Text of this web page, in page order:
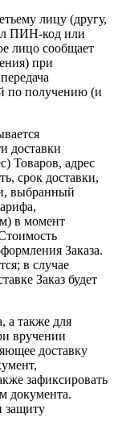
лицу (другу,
ПИН-код или
лицо сообщает
при
по получению (и
доставки
Товаров, адрес
срок доставки,
выбранный
в момент
Заказа.
в случае
Заказ будет
а также для
вручении
доставку
зафиксировать
документа.
защиту